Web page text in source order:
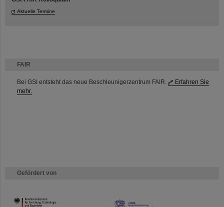
FAIR
Bei GSI entsteht das neue Beschleunigerzentrum FAIR.
Erfahren Sie
mehr.
Gefördert von
HMWK
Aktuelle Termine